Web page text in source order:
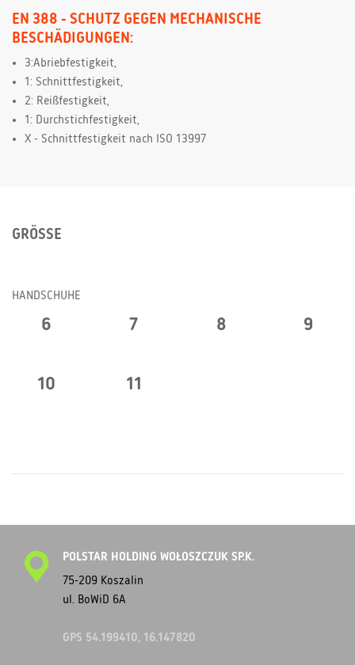
EN 388 - SCHUTZ GEGEN MECHANISCHE
BESCHÄDIGUNGEN:
3:Abriebfestigkeit,
1: Schnittfestigkeit,
2: Reißfestigkeit,
1: Durchstichfestigkeit,
X - Schnittfestigkeit nach ISO 13997
GRÖSSE
HANDSCHUHE
6 7 8 9
10 11
POLSTAR HOLDING WOŁOSZCZUK SP.K.
75-209 Koszalin
ul. BoWiD 6A
GPS 54.199410, 16.147820